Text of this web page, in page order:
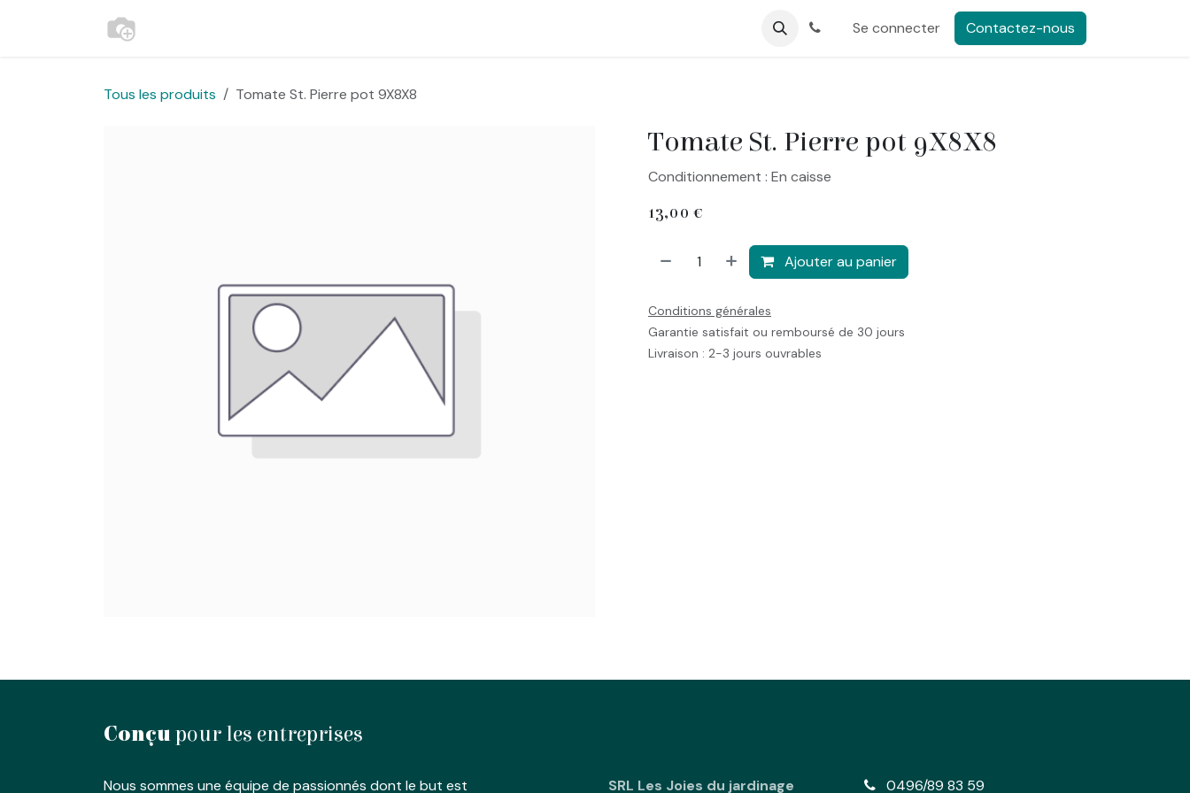
Se connecter Contactez-nous
Tous les produits Tomate St. Pierre pot 9X8X8
Tomate St. Pierre pot 9X8X8
Conditionnement : En caisse
13,00 €
Ajouter au panier
Conditions générales
Garantie satisfait ou remboursé de 30 jours
Livraison : 2-3 jours ouvrables
Conçupour les entreprises
Nous sommes une équipe de passionnés dont le but est SRL Les Joies du jardinage 0496/89 83 59